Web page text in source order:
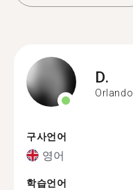
D.
Orlando
구사언어
영어
학습언어